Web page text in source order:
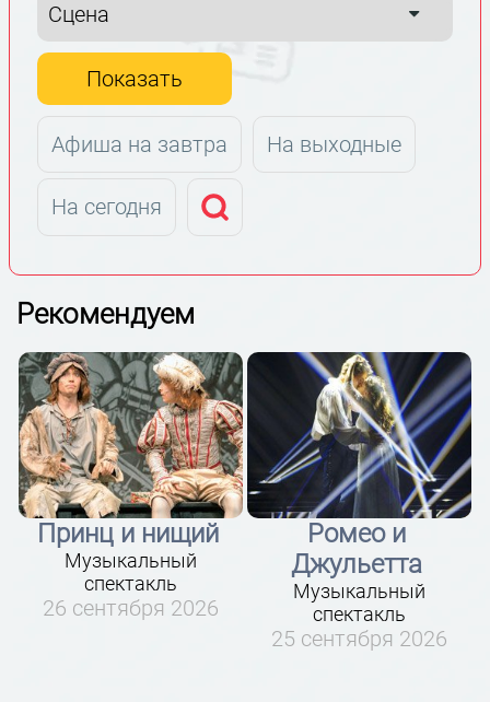
Показать
Афиша на завтра На выходные
На сегодня
Рекомендуем
Ромео и
Джульетта
Музыкальный
спектакль
Летучий корабль
Мюзикл
18 сентября 2026